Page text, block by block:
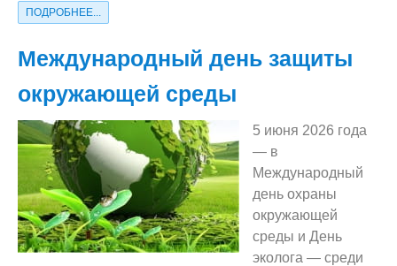
ПОДРОБНЕЕ...
Международный день защиты
окружающей среды
5 июня 2026 года
— в
Международный
день охраны
окружающей
среды и День
эколога — среди